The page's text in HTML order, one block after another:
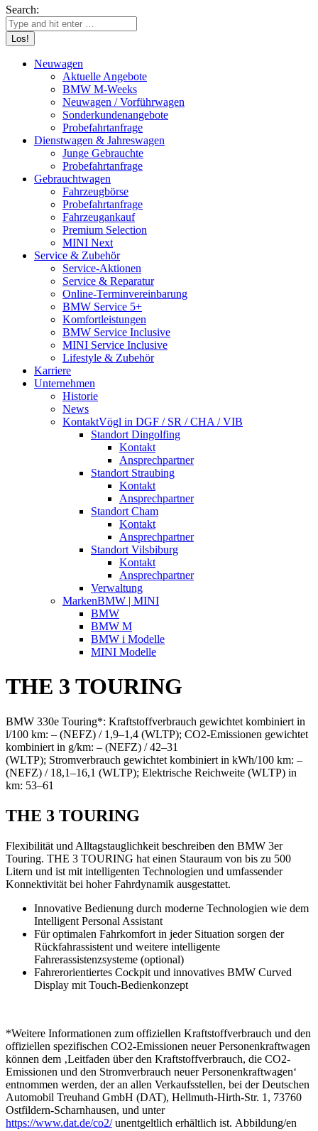
Search:
Neuwagen
Aktuelle Angebote
BMW M-Weeks
Neuwagen / Vorführwagen
Sonderkunden­angebote
Probefahrt­anfrage
Dienstwagen & Jahreswagen
Junge Gebrauchte
Probefahrt­anfrage
Gebrauchtwagen
Fahrzeugbörse
Probefahrt­anfrage
Fahrzeugankauf
Premium Selection
MINI Next
Service & Zubehör
Service-Aktionen
Service & Reparatur
Online-Termin­vereinbarung
BMW Service 5+
Komfort­leistungen
BMW Service Inclusive
MINI Service Inclusive
Lifestyle & Zubehör
Karriere
Unternehmen
Historie
News
KontaktVögl in DGF / SR / CHA / VIB
Standort Dingolfing
Kontakt
Ansprechpartner
Standort Straubing
Kontakt
Ansprechpartner
Standort Cham
Kontakt
Ansprechpartner
Standort Vilsbiburg
Kontakt
Ansprechpartner
Verwaltung
MarkenBMW | MINI
BMW
BMW M
BMW i Modelle
MINI Modelle
THE 3 TOURING
BMW 330e Touring*: Kraftstoffverbrauch gewichtet kombiniert in
l/100 km: – (NEFZ) / 1,9–1,4 (WLTP); CO2-Emissionen gewichtet
kombiniert in g/km: – (NEFZ) / 42–31
(WLTP); Stromverbrauch gewichtet kombiniert in kWh/100 km: –
(NEFZ) / 18,1–16,1 (WLTP); Elektrische Reichweite (WLTP) in
km: 53–61
THE 3 TOURING
Flexibilität und Alltagstauglichkeit beschreiben den BMW 3er
Touring. THE 3 TOURING hat einen Stauraum von bis zu 500
Litern und ist mit intelligenten Technologien und umfassender
Konnektivität bei hoher Fahrdynamik ausgestattet.
Innovative Bedienung durch moderne Technologien wie dem
Intelligent Personal Assistant
Für optimalen Fahrkomfort in jeder Situation sorgen der
Rückfahrassistent und weitere intelligente
Fahrerassistenzsysteme (optional)
Fahrerorientiertes Cockpit und innovatives BMW Curved
Display mit Touch-Bedienkonzept
*Weitere Informationen zum offiziellen Kraftstoffverbrauch und den
offiziellen spezifischen CO2-Emissionen neuer Personenkraftwagen
können dem ‚Leitfaden über den Kraftstoffverbrauch, die CO2-
Emissionen und den Stromverbrauch neuer Personenkraftwagen‘
entnommen werden, der an allen Verkaufsstellen, bei der Deutschen
Automobil Treuhand GmbH (DAT), Hellmuth-Hirth-Str. 1, 73760
Ostfildern-Scharnhausen, und unter
https://www.dat.de/co2/unentgeltlich erhältlich ist. Abbildung/en